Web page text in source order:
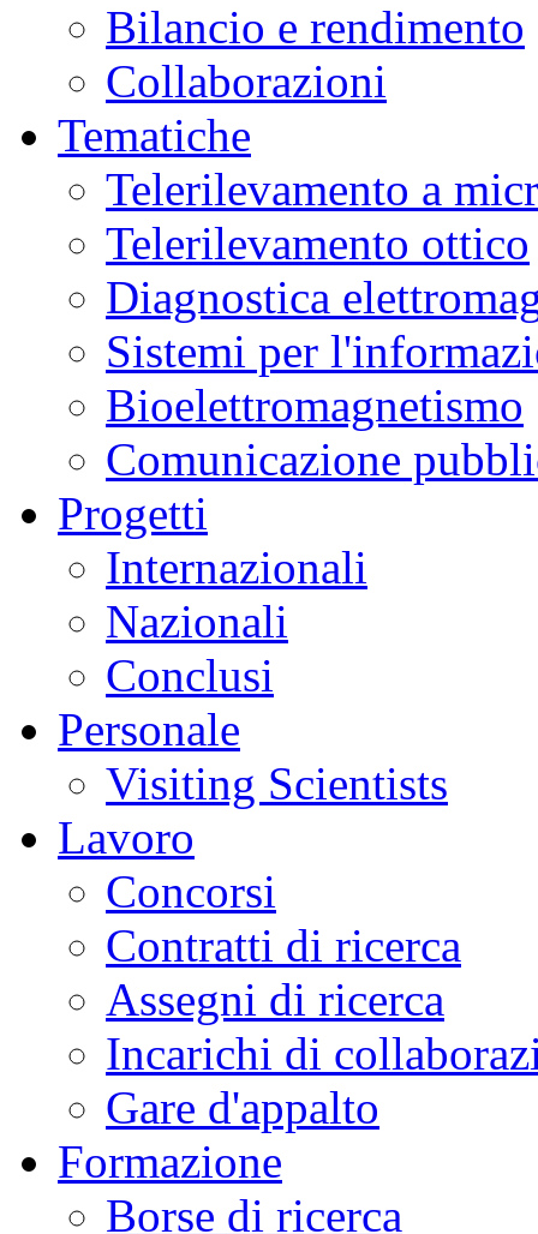
Bilancio e rendimento
Collaborazioni
Tematiche
Telerilevamento a
Telerilevamento ottico
Diagnostica
Sistemi per
Bioelettromagnetismo
Comunicazione
Progetti
Internazionali
Nazionali
Conclusi
Personale
Visiting Scientists
Lavoro
Concorsi
Contratti di ricerca
Assegni di ricerca
Incarichi di
Gare d'appalto
Formazione
Borse di ricerca